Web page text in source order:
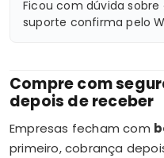
Ficou com dúvida
suporte confirma pelo
Compre com
depois de receber
Empresas fecham com
primeiro, cobrança